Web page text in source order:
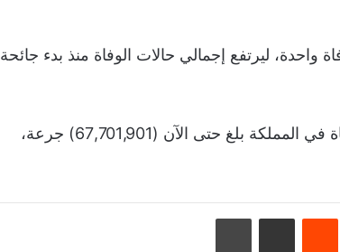
ليرتفع إجمالي حالات الوفاة منذ بدء جائحة
وأكدت الوزارة، أن عدد جرعات لقاحات كورونا المعطاة في المملكة بلغ حتى الآن (67,701,901) جرعة،
بينتيريست